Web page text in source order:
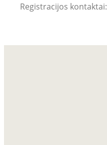
Registracijos kontaktai: